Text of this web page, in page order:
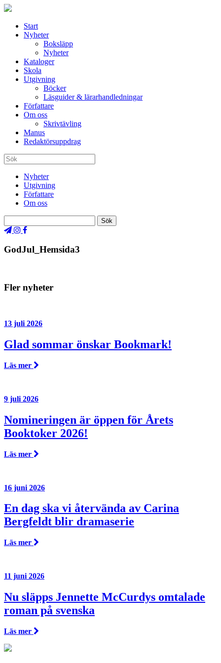
Start
Nyheter
Boksläpp
Nyheter
Kataloger
Skola
Utgivning
Böcker
Läsguider & lärarhandledningar
Författare
Om oss
Skrivtävling
Manus
Redaktörsuppdrag
Nyheter
Utgivning
Författare
Om oss
GodJul_Hemsida3
Fler nyheter
13 juli 2026
Glad sommar önskar Bookmark!
Läs mer
9 juli 2026
Nomineringen är öppen för Årets
Booktoker 2026!
Läs mer
16 juni 2026
En dag ska vi återvända av Carina
Bergfeldt blir dramaserie
Läs mer
11 juni 2026
Nu släpps Jennette McCurdys omtalade
roman på svenska
Läs mer